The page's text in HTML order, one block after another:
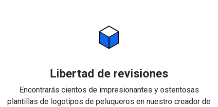
Libertad de revisiones
Encontrarás cientos de impresionantes y ostentosas
plantillas de logotipos de peluqueros en nuestro creador de